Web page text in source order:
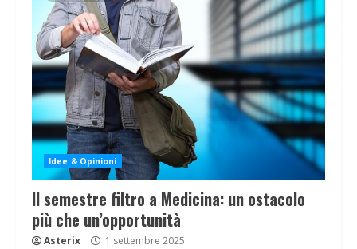
Idee & Opinioni
Il semestre filtro a Medicina: un ostacolo
più che un’opportunità
Asterix 1 settembre 2025